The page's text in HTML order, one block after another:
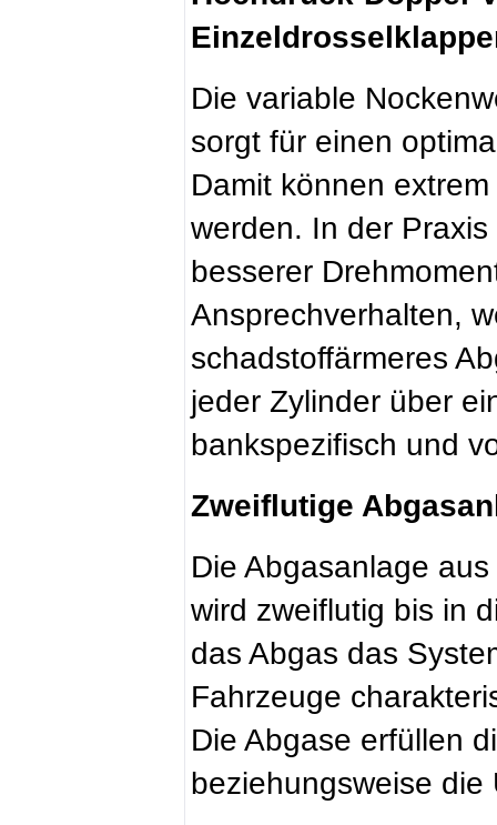
Die variable
sorgt für einen
Damit können
werden. In der
besserer
Ansprechverhalten,
schadstoffärmeres
jeder Zylinder über
bankspezifisch und
Zweiflutige
Die Abgasanlage
wird zweiflutig bis in
das Abgas das
Fahrzeuge
Die Abgase erfüllen
beziehungsweise die